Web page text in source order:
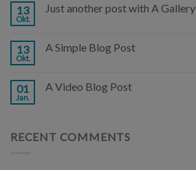
13
Okt.
Just another post with A Gallery
13
Okt.
A Simple Blog Post
01
Jan.
A Video Blog Post
RECENT COMMENTS